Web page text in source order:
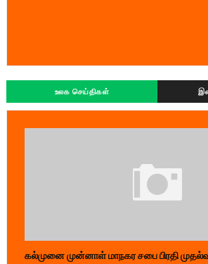
உலக செய்திகள்
கல்முனை முன்னாள் மாநகர சபை பிரதி